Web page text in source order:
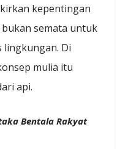
kepentingan
semata untuk
lingkungan. Di
mulia itu
api.
Bentala Rakyat